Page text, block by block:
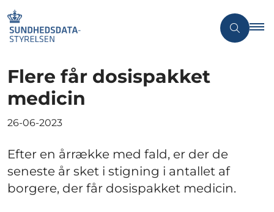
Flere får dosispakket
medicin
26-06-2023
Efter en årrække med fald, er der de
seneste år sket i stigning i antallet af
borgere, der får dosispakket medicin.